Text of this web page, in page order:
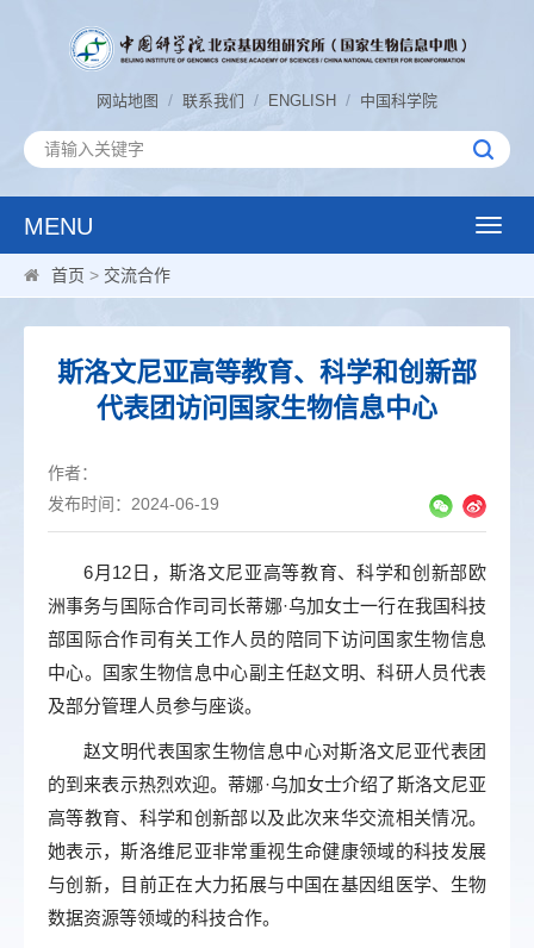
网站地图 / 联系我们 / ENGLISH / 中国科学院
MENU
Toggle
首页 > 交流合作
斯洛文尼亚高等教育、科学和创新部
代表团访问国家生物信息中心
作者：
发布时间：2024-06-19
6月12日，斯洛文尼亚高等教育、科学和创新部欧
洲事务与国际合作司司长蒂娜·乌加女士一行在我国科技
部国际合作司有关工作人员的陪同下访问国家生物信息
中心。国家生物信息中心副主任赵文明、科研人员代表
及部分管理人员参与座谈。
赵文明代表国家生物信息中心对斯洛文尼亚代表团
的到来表示热烈欢迎。蒂娜·乌加女士介绍了斯洛文尼亚
高等教育、科学和创新部以及此次来华交流相关情况。
她表示，斯洛维尼亚非常重视生命健康领域的科技发展
与创新，目前正在大力拓展与中国在基因组医学、生物
数据资源等领域的科技合作。